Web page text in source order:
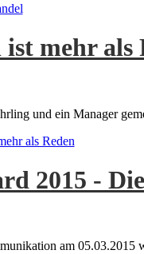
mehr als
und ein Manager
als Reden
2015 -
am 05.03.2015